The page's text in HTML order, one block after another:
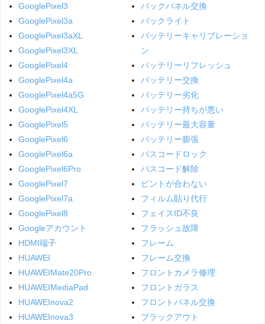
GooglePixel3
GooglePixel3a
GooglePixel3aXL
GooglePixel3XL
GooglePixel4
GooglePixel4a
GooglePixel4a5G
GooglePixel4XL
GooglePixel5
GooglePixel6
GooglePixel6a
GooglePixel6Pro
GooglePixel7
GooglePixel7a
GooglePixel8
Googleアカウント
HDMI端子
HUAWEI
HUAWEIMate20Pro
HUAWEIMediaPad
HUAWEInova2
HUAWEInova3
バックパネル交換
バックライト
バッテリーキャリブレーショ
ン
バッテリーリフレッシュ
バッテリー交換
バッテリー劣化
バッテリー持ちが悪い
バッテリー最大容量
バッテリー膨張
パスコードロック
パスコード解除
ピントが合わない
フィルム貼り代行
フェイスID不良
フラッシュ故障
フレーム
フレーム交換
フロントカメラ修理
フロントガラス
フロントパネル交換
ブラックアウト